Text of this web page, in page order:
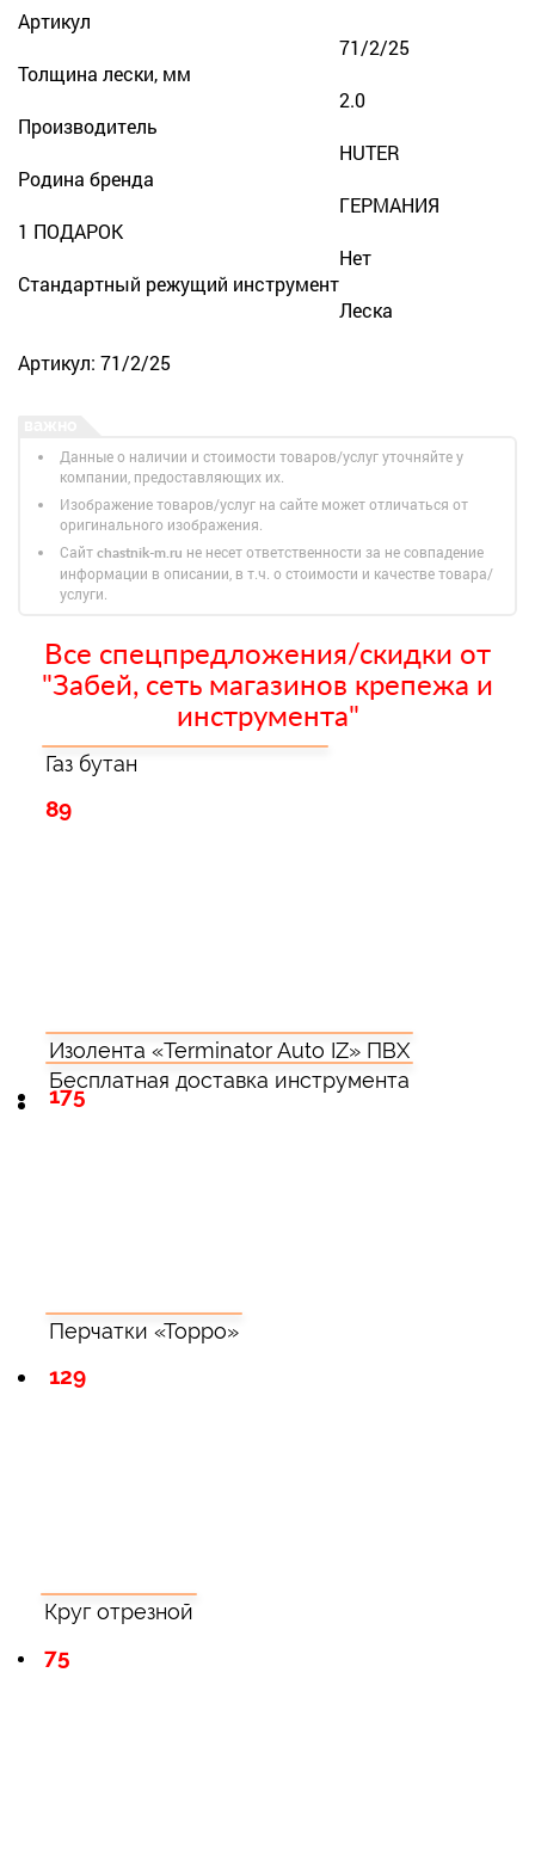
Артикул
71/2/25
Толщина лески, мм
2.0
Производитель
HUTER
Родина бренда
ГЕРМАНИЯ
1 ПОДАРОК
Нет
Стандартный режущий инструмент
Леска
Артикул: 71/2/25
Данные о наличии и стоимости товаров/услуг уточняйте у
компании, предоставляющих их.
Изображение товаров/услуг на сайте может отличаться от
оригинального изображения.
Сайт chastnik-m.ru не несет ответственности за не совпадение
информации в описании, в т.ч. о стоимости и качестве товара/
услуги.
Все спецпредложения/скидки от
"Забей, сеть магазинов крепежа и
инструмента"
Газ бутан
89
Бесплатная доставка инструмента
Изолента «Terminator Auto IZ» ПВХ
175
Перчатки «Торро»
129
Круг отрезной
75